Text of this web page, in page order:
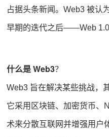
占据头条新闻。Web3 被认
早期的迭代之后——Web 1.0
什么是 Web3？
Web3 旨在解决某些挑战，
它采用区块链、加密货币、
术来分散互联网并增强用户